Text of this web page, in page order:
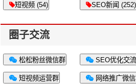
短视频 (54) SEO新闻 (252)
圈子交流
松松粉丝微信群 SEO优化交
短视频运营群 网络推广微